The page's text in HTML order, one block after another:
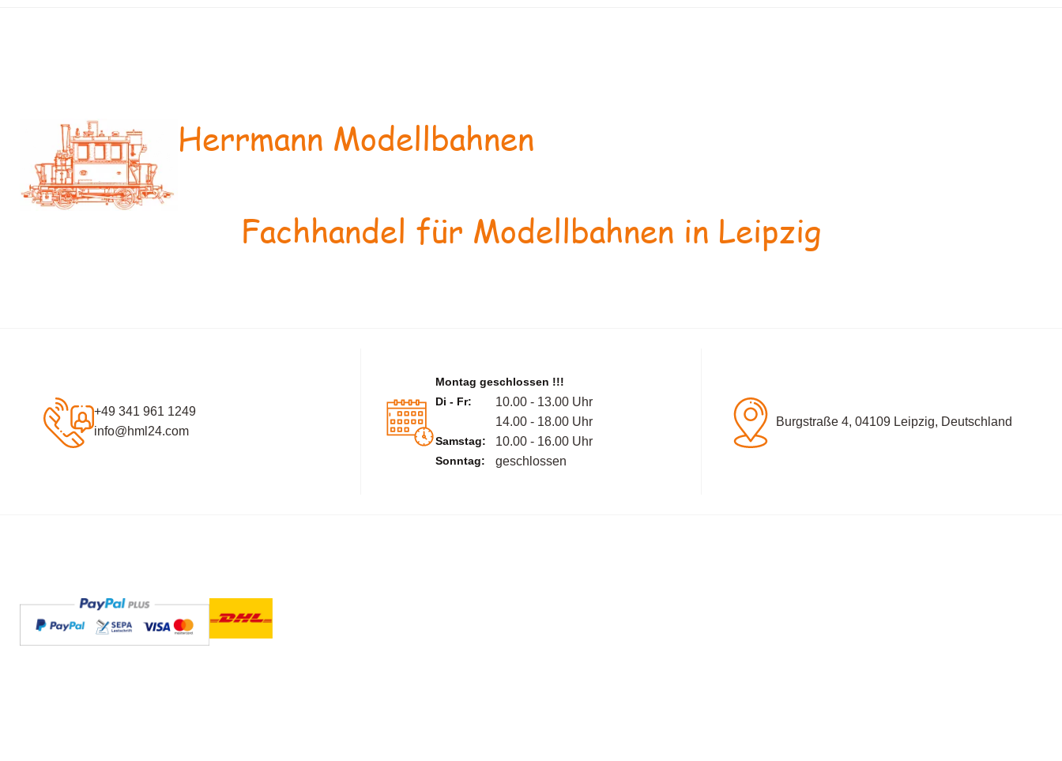
Herrmann Modellbahnen
Fachhandel für Modellbahnen in Leipzig
+49 341 961 1249
info@hml24.com
Montag geschlossen !!!
Di - Fr:
10.00 - 13.00 Uhr
14.00 - 18.00 Uhr
Samstag: 10.00 - 16.00 Uhr
Sonntag: geschlossen
Burgstraße 4, 04109 Leipzig, Deutschland